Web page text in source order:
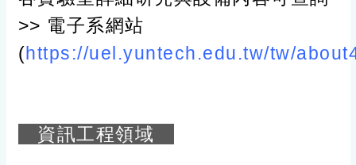
>> 電子系網站
(https://uel.yuntech.edu.tw/tw/
資訊工程領域